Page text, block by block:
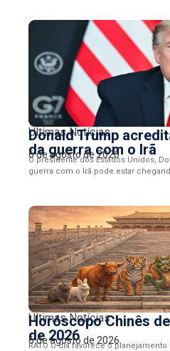
Últimas Notícias
Donald Trump
da guerra com o Irã
6 de agosto de 2026
O presidente dos Estados Unidos,
guerra com o Irã pode estar
Últimas Notícias
Horóscopo Chinês
de 2026
6 de agosto de 2026
RATO O dia favorece o